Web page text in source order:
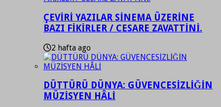
ÇEVİRİ YAZILAR SİNEMA ÜZERİNE
BAZI FİKİRLER / CESARE ZAVATTİNİ.
2 hafta ago
DÜTTÜRÜ DÜNYA: GÜVENCESİZLİĞİN
MÜZİSYEN HÂLİ